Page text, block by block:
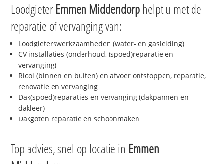
Loodgieter Emmen Middendorphelpt u met de
reparatie of vervanging van:
Loodgieterswerkzaamheden (water- en gasleiding)
CV installaties (onderhoud, (spoed)reparatie en
vervanging)
Riool (binnen en buiten) en afvoer ontstoppen, reparatie,
renovatie en vervanging
Dak(spoed)reparaties en vervanging (dakpannen en
dakleer)
Dakgoten reparatie en schoonmaken
Top advies, snel op locatie in Emmen